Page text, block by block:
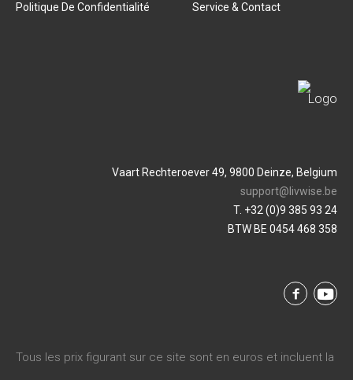
Politique De Confidentialité Service & Contact
Vaart Rechteroever 49, 9800 Deinze, Belgium
support@livwise.be
T. +32 (0)9 385 93 24
BTW BE 0454 468 358
Tous les prix figurant sur ce site sont en euros et incluent la